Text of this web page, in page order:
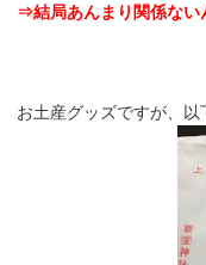
⇒結局あんまり関係ない
お土産グッズですが、以